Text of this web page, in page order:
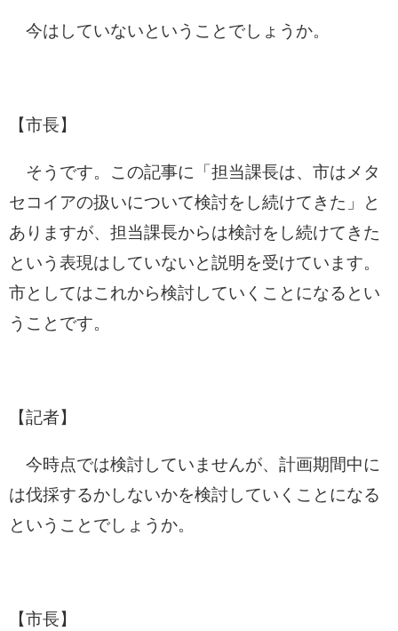
今はしていないということでしょうか。
【市長】
そうです。この記事に「担当課長は、市はメタ
セコイアの扱いについて検討をし続けてきた」と
ありますが、担当課長からは検討をし続けてきた
という表現はしていないと説明を受けています。
市としてはこれから検討していくことになるとい
うことです。
【記者】
今時点では検討していませんが、計画期間中に
は伐採するかしないかを検討していくことになる
ということでしょうか。
【市長】